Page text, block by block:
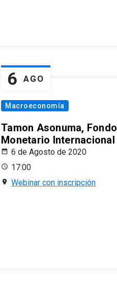
6 AGO
Macroeconomía
Tamon Asonuma, Fondo
Monetario Internacional
6 de Agosto de 2020
17:00
Webinar con inscripción